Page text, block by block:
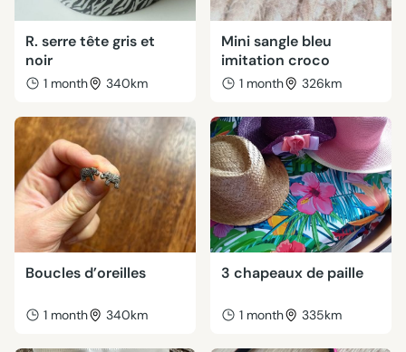
R. serre tête gris et
noir
1 month 340km
Mini sangle bleu
imitation croco
1 month 326km
Boucles d’oreilles
1 month 340km
3 chapeaux de paille
1 month 335km